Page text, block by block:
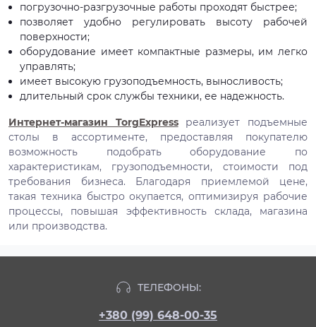
погрузочно-разгрузочные работы проходят быстрее;
позволяет удобно регулировать высоту рабочей
поверхности;
оборудование имеет компактные размеры, им легко
управлять;
имеет высокую грузоподъемность, выносливость;
длительный срок службы техники, ее надежность.
Интернет-магазин TorgExpressреализует подъемные
столы в ассортименте, предоставляя покупателю
возможность подобрать оборудование по
характеристикам, грузоподъемности, стоимости под
требования бизнеса. Благодаря приемлемой цене,
такая техника быстро окупается, оптимизируя рабочие
процессы, повышая эффективность склада, магазина
или производства.
ТЕЛЕФОНЫ:
+380 (99) 648-00-35